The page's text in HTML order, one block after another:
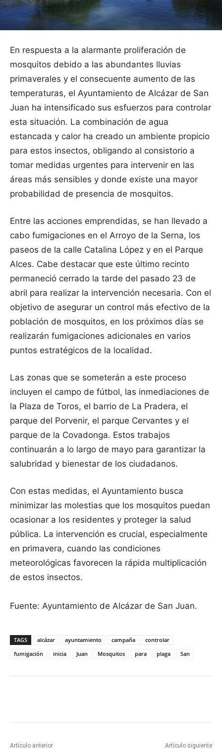
En respuesta a la alarmante proliferación de
mosquitos debido a las abundantes lluvias
primaverales y el consecuente aumento de las
temperaturas, el Ayuntamiento de Alcázar de San
Juan ha intensificado sus esfuerzos para controlar
esta situación. La combinación de agua
estancada y calor ha creado un ambiente propicio
para estos insectos, obligando al consistorio a
tomar medidas urgentes para intervenir en las
áreas más sensibles y donde existe una mayor
probabilidad de presencia de mosquitos.
Entre las acciones emprendidas, se han llevado a
cabo fumigaciones en el Arroyo de la Serna, los
paseos de la calle Catalina López y en el Parque
Alces. Cabe destacar que este último recinto
permaneció cerrado la tarde del pasado 23 de
abril para realizar la intervención necesaria. Con el
objetivo de asegurar un control más efectivo de la
población de mosquitos, en los próximos días se
realizarán fumigaciones adicionales en varios
puntos estratégicos de la localidad.
Las zonas que se someterán a este proceso
incluyen el campo de fútbol, las inmediaciones de
la Plaza de Toros, el barrio de La Pradera, el
parque del Porvenir, el parque Cervantes y el
parque de la Covadonga. Estos trabajos
continuarán a lo largo de mayo para garantizar la
salubridad y bienestar de los ciudadanos.
Con estas medidas, el Ayuntamiento busca
minimizar las molestias que los mosquitos puedan
ocasionar a los residentes y proteger la salud
pública. La intervención es crucial, especialmente
en primavera, cuando las condiciones
meteorológicas favorecen la rápida multiplicación
de estos insectos.
Fuente: Ayuntamiento de Alcázar de San Juan.
TAGS alcázar ayuntamiento campaña
controlar
fumigación
inicia Juan Mosquitos para plaga San
Artículo anterior Artículo siguiente